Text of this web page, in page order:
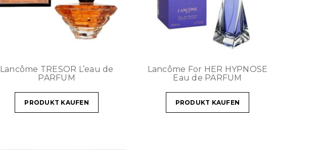
Lancôme TRESOR L’eau de
PARFUM
PRODUKT KAUFEN
Lancôme For HER HYPNOSE
Eau de PARFUM
PRODUKT KAUFEN